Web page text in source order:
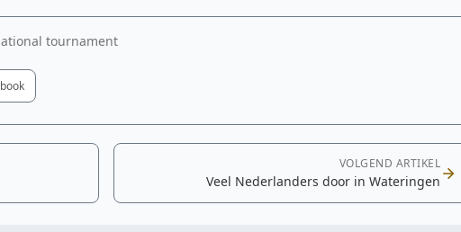
tournament
VOLGEND ARTIKEL
Veel Nederlanders door in Wateringen